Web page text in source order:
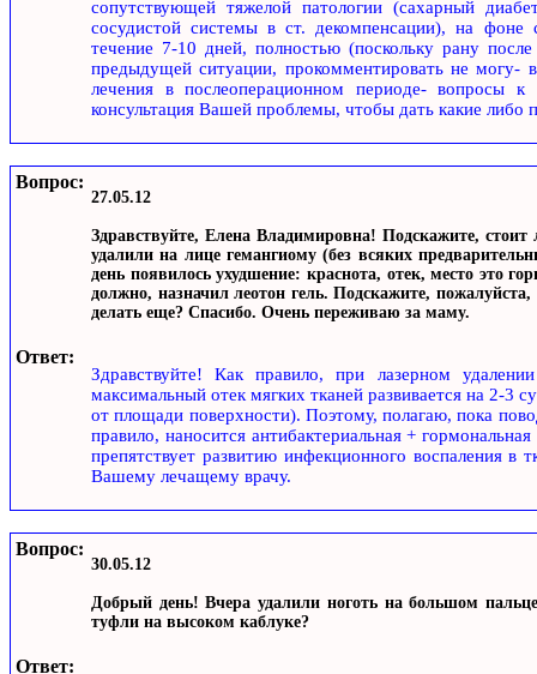
сопутствующей тяжелой патологии (сахарный
сосудистой системы в ст. декомпенсации), на
течение 7-10 дней, полностью (поскольку рану
предыдущей ситуации, прокомментировать не могу-
лечения в послеоперационном периоде- вопросы
консультация Вашей проблемы, чтобы дать какие либо
Вопрос:
27.05.12
Здравствуйте, Елена Владимировна! Подскажите,
удалили на лице гемангиому (без всяких
день появилось ухудшение: краснота, отек, место это
должно, назначил леотон гель. Подскажите,
делать еще? Спасибо. Очень переживаю за маму.
Ответ:
Здравствуйте! Как правило, при лазерном
максимальный отек мягких тканей развивается на 2-3
от площади поверхности). Поэтому, полагаю, пока
правило, наносится антибактериальная +
препятствует развитию инфекционного воспаления
Вашему лечащему врачу.
Вопрос:
30.05.12
Добрый день! Вчера удалили ноготь на большом
туфли на высоком каблуке?
Ответ: